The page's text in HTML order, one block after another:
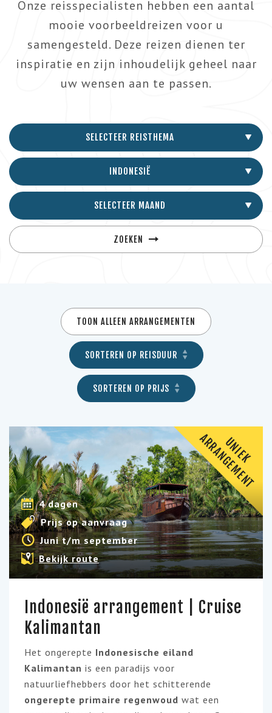
Onze reisspecialisten hebben een aantal
mooie voorbeeldreizen voor u
samengesteld. Deze reizen dienen ter
inspiratie en zijn inhoudelijk geheel naar
uw wensen aan te passen.
SELECTEER REISTHEMA
INDONESIË
SELECTEER MAAND
ZOEKEN
TOON ALLEEN ARRANGEMENTEN
SORTEREN OP REISDUUR
SORTEREN OP PRIJS
U
N
I
E
K
A
R
R
A
N
G
E
M
E
N
T
4 dagen
Prijs op aanvraag
Juni t/m september
Bekijk route
Indonesië arrangement | Cruise
Kalimantan
Het ongerepte Indonesische eiland
Kalimantan is een paradijs voor
natuurliefhebbers door het schitterende
ongerepte primaire regenwoud wat een